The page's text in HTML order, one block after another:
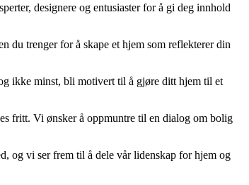
designere og entusiaster for å gi deg innhold
du trenger for å skape et hjem som reflekterer din
ikke minst, bli motivert til å gjøre ditt hjem til et
fritt. Vi ønsker å oppmuntre til en dialog om bolig
og vi ser frem til å dele vår lidenskap for hjem og